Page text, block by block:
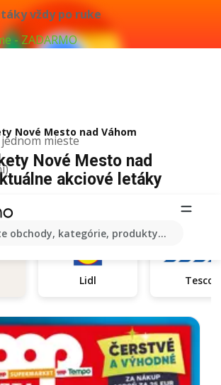
vždy po ruke
- ZADARMO
mieste
obchody, kategórie, produkty...
Nové Mesto nad Váhom
Nové Mesto nad
akciové letáky
Lidl Tesco